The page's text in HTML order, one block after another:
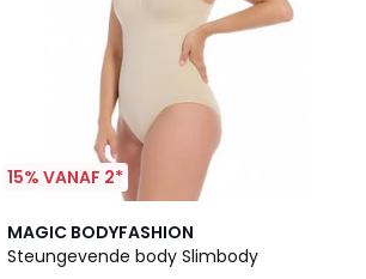
15% VANAF 2*
MAGIC BODYFASHION
Steungevende body Slimbody
3.5
/ 5
2
Kleuren